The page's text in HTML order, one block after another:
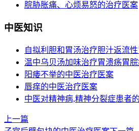
脘胁胀痛、心烦易怒的治疗医案
中医知识
自拟利胆和胃汤治疗胆汁返流
温中乌贝汤加味治疗胃溃疡胃
阳痿不举的中医治疗医案
唇痒的中医治疗医案
中医对精神病,精神分裂症患者
上一篇